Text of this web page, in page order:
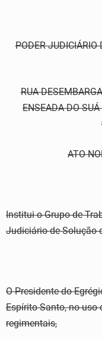
PODER JUDICIÁRIO
RUA
ENSEADA DO
ATO
Institui o Grupo de
Judiciário de Solução
O Presidente do
Espírito Santo, no uso
regimentais,